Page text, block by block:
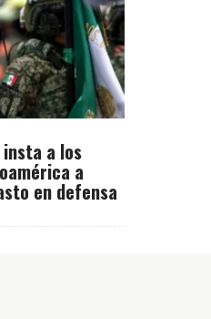
insta a los
a
en defensa